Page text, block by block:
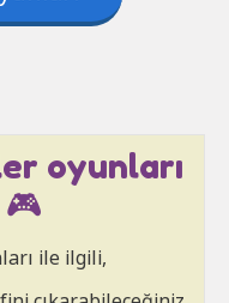
oyunları
ile ilgili,